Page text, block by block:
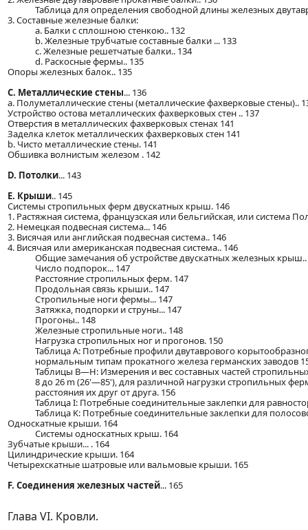
Таблица для определения свободной длины железных
3. Составные железные балки:
а. Балки с сплошною стенкою.. 132
b. Железные трубчатые составные балки ... 133
c. Железные решетчатые балки.. 134
d. Раскосные фермы.. 135
Опоры железных балок.. 135
С. Металлические стены... 136
а. Полуметаллические стены (металлические фахверковые стены)..
Устройство остова металлических фахверковых стен .. 137
Отверстия в металлических фахверковых стенах 141
Заделка клеток металлических фахверковых стен 141
b. Чисто металлические стены. 141
Обшивка волнистым железом . 142
D. Потолки... 143
E. Крыши.. 145
Системы стропильных ферм двускатных крыш. 146
1. Растяжная система, французская или бельгийская, или система
2. Немецкая подвесная система... 146
3. Висячая или английская подвесная система.. 146
4. Висячая или американская подвесная система.. 146
Общие замечания об устройстве двускатных железных крыш..
Число подпорок... 147
Расстояние стропильных ферм. 147
Продольная связь крыши.. 147
Стропильные ноги фермы... 147
Затяжка, подпорки и струны... 147
Прогоны.. 148
Железные стропильные ноги.. 148
Нагрузка стропильных ног и прогонов. 150
Таблица А: Потребные профили двутаврового
нормальным типам прокатного железа германских заводов
Таблицы B—H: Измерения и вес составных частей
8 до 26 m (26'—85'), для различной нагрузки стропильных
расстояния их друг от друга. 156
Таблица I: Потребные соединительные заклепки для
Таблица K: Потребные соединительные заклепки для
Односкатные крыши. 164
Системы односкатных крыш. 164
Зубчатые крыши... . 164
Цилиндрические крыши. 164
Четырехскатные шатровые или вальмовые крыши. 165
F. Соединения железных частей... 165
Глава VI. Кровли.